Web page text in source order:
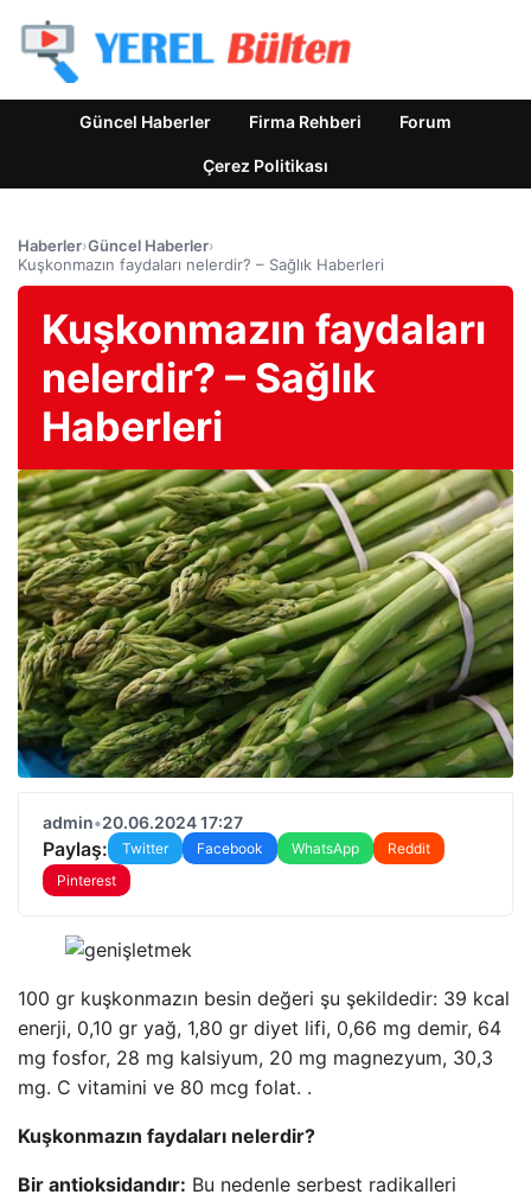
Güncel Haberler Firma Rehberi Forum
Çerez Politikası
Haberler›Güncel Haberler›
Kuşkonmazın faydaları nelerdir? – Sağlık Haberleri
Kuşkonmazın faydaları
nelerdir? – Sağlık
Haberleri
admin•20.06.2024 17:27
Paylaş: Twitter Facebook WhatsApp
Reddit
Pinterest
100 gr kuşkonmazın besin değeri şu şekildedir: 39 kcal
enerji, 0,10 gr yağ, 1,80 gr diyet lifi, 0,66 mg demir, 64
mg fosfor, 28 mg kalsiyum, 20 mg magnezyum, 30,3
mg. C vitamini ve 80 mcg folat. .
Kuşkonmazın faydaları nelerdir?
Bir antioksidandır: Bu nedenle serbest radikalleri